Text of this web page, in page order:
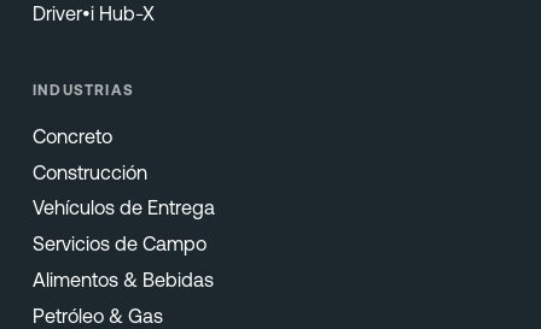
Driver•i Hub-X
INDUSTRIAS
Concreto
Construcción
Vehículos de Entrega
Servicios de Campo
Alimentos & Bebidas
Petróleo & Gas